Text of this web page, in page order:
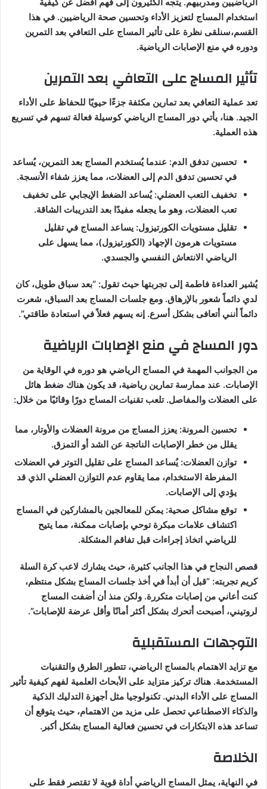
استخدام المساج لتعزيز الأداء وتحسين صحة الرياضيين. في هذا
القسم،سنلقى نظرة على تأثير المساج على التعافي بعد التمرين
ودوره في منع الإصابات الرياضية.
تأثير المساج على التعافي بعد التمرين
تعد عملية التعافي بعد تمارين مكثفة جزءًا حيويًا للحفاظ على الأداء
الجيد. هنا، يأتي دور المساج الرياضي كوسيلة فعالة تسهم في تسريع
هذه العملية.
تحسين تدفق الدم: عندما يُستخدم المساج بعد التمرين، يُساعد
في تحسين تدفق الدم إلى العضلات، مما يعزز شفاء الأنسجة.
تخفيف التعب العضلي: يُساعد الضغط الإيجابي على تخفيف
تعب العضلات، وهو ما يجعله مفيدًا بعد التدريبات الشاقة.
تقليل مستويات الكورتيزول: يساعد المساج في تقليل
مستويات هرمون الإجهاد (الكورتيزول)، مما يسهل على
الرياضي الانتعاش النفسي والجسدي.
يُشير العداءة فاطمة إلى تجربتها حيث تقول: “بعد سباق طويل، كان
لدي دائماً شعور بالإرهاق. ومع جلسات المساج بعد السباق، شعرت
دائماً أنني أتعافى بشكل أسرع. إنه يسهم فعلاً في استعادة طاقتي”.
دور المساج في منع الإصابات الرياضية
من الجوانب المهمة في المساج الرياضي هو دوره في الوقاية من
الإصابات. عند ممارسة تمارين رياضية، قد يكون هناك ضغط هائل
على العضلات والمفاصل. تلعب تقنيات المساج دورًا وقائيًا من خلال:
تحسين المرونة: يعزز المساج من مرونة العضلات والأوتار، مما
يقلل من خطر الإصابات الناتجة عن الشد أو التمزق.
توازن العضلات: يُساعد المساج على تقليل التوتر في العضلات
المفرطة الاستخدام، مما يقاوم عدم التوازن العضلي الذي قد
يؤدي إلى الإصابات.
توقع مشاكل صحية: يمكن للمعالجين بالمشاركين في المساج
اكتشاف علامات مبكرة توحي بإصابات ممكنة، مما يتيح
للرياضي اتخاذ إجراءات قبل تفاقم المشكلة.
قصص النجاح في هذا الجانب كثيرة، حيث يشارك لاعب كرة السلة
كريم تجربته: “قبل أن أبدأ في أخذ جلسات المساج بشكل منتظم،
كنت أعاني من إصابات متكررة. ولكن منذ أن أضفت المساج
لروتيني، أصبحت أتحرك بشكل أكثر أمانًا وأقل عرضة للإصابات”.
التوجهات المستقبلية
مع تزايد الاهتمام بالمساج الرياضي، تتطور الطرق والتقنيات
المستخدمة. هناك تركيز متزايد على الأبحاث العلمية لفهم كيفية تأثير
المساج على الأداء البدني. تكنولوجيا مثل أجهزة التدليك الذكية
والذكاء الاصطناعي تحصل على مزيد من الاهتمام، حيث يتوقع أن
تساعد هذه الابتكارات في تحسين فعالية المساج بشكل أكبر.
الخلاصة
في النهاية، يمثل المساج الرياضي أداة قوية لا تقتصر فقط على